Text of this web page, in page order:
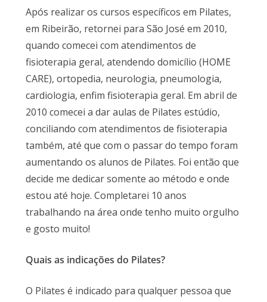
Após realizar os cursos específicos em Pilates,
em Ribeirão, retornei para São José em 2010,
quando comecei com atendimentos de
fisioterapia geral, atendendo domicílio (HOME
CARE), ortopedia, neurologia, pneumologia,
cardiologia, enfim fisioterapia geral. Em abril de
2010 comecei a dar aulas de Pilates estúdio,
conciliando com atendimentos de fisioterapia
também, até que com o passar do tempo foram
aumentando os alunos de Pilates. Foi então que
decide me dedicar somente ao método e onde
estou até hoje. Completarei 10 anos
trabalhando na área onde tenho muito orgulho
e gosto muito!
Quais as indicações do Pilates?
O Pilates é indicado para qualquer pessoa que